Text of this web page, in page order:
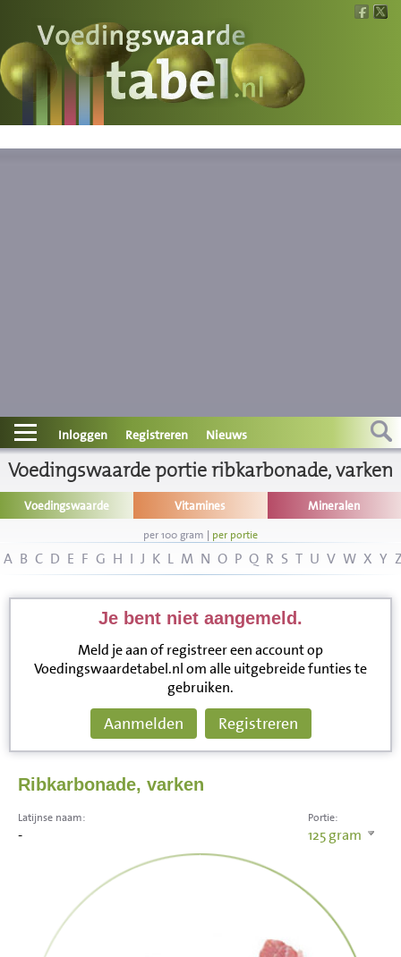
Voedingswaarde
Wat is wat?
Contact
Informatie
Disclaimer
Inloggen Registreren Nieuws
Voedingswaarde portie ribkarbonade, varken
Voedingswaarde Vitamines Mineralen
per 100 gram | per portie
A B C D E F G H I J K L M N O P Q R S T U V W X Y
Je bent niet aangemeld.
Meld je aan of registreer een account op
Voedingswaardetabel.nl om alle uitgebreide funties te
gebruiken.
Aanmelden Registreren
Ribkarbonade, varken
Portie:
125gram
Latijnse naam:
-